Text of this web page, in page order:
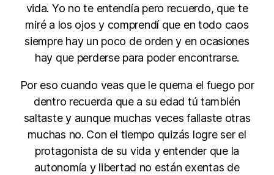
vida. Yo no te entendía pero recuerdo, que te
miré a los ojos y comprendí que en todo caos
siempre hay un poco de orden y en ocasiones
hay que perderse para poder encontrarse.
Por eso cuando veas que le quema el fuego por
dentro recuerda que a su edad tú también
saltaste y aunque muchas veces fallaste otras
muchas no. Con el tiempo quizás logre ser el
protagonista de su vida y entender que la
autonomía y libertad no están exentas de